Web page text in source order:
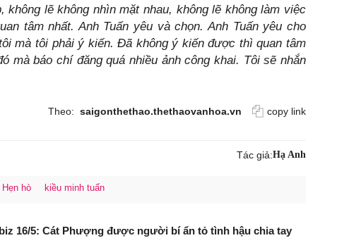
không lẽ không nhìn mặt nhau, không lẽ không làm việc
tâm nhất. Anh Tuấn yêu và chọn. Anh Tuấn yêu cho
mà tôi phải ý kiến. Đã không ý kiến được thì quan tâm
mà báo chí đăng quá nhiều ảnh công khai. Tôi sẽ nhắn
Theo: saigonthethao.thethaovanhoa.vn copy link
Tác giả:Hạ Anh
Hẹn hò kiều minh tuấn
16/5: Cát Phượng được người bí ẩn tỏ tình hậu chia tay